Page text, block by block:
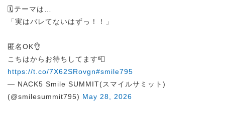
🗓テーマは…
「実はバレてないはずっ！！」
匿名OK👌
こちはからお待ちしてます📮
https://t.co/7X62SRovgn#smile795
— NACK5 Smile SUMMIT(スマイルサミット)
(@smilesummit795) May 28, 2026